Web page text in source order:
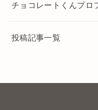
チョコレートくんプロ
投稿記事一覧